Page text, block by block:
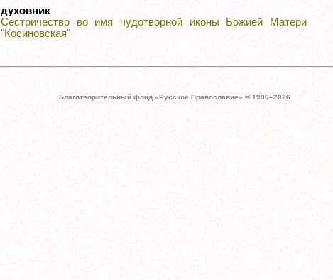
духовник
Сестричество во имя чудотворной иконы Божией Матери
"Косиновская"
Благотворительный фонд «Русское Православие» © 1996–2026